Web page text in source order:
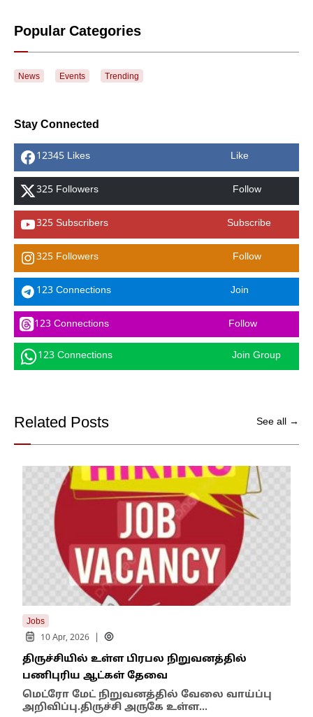
Popular Categories
News Events Trending
Stay Connected
12345 Likes Like
325 Followers Follow
325 Subscribers Subscribe
325 Followers Follow
123 Connections Join
123 Connections Follow
123 Connections Join Group
Related Posts See all →
Jobs
10 Apr, 2026
திருச்சியில் உள்ள பிரபல நிறுவனத்தில்
பணிபுரிய ஆட்கள் தேவை
மெட்ரோ மேட் நிறுவனத்தில் வேலை வாய்ப்பு
அறிவிப்பு.திருச்சி அருகே உள்ள…